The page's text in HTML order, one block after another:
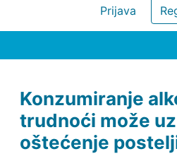
Prijava
Konzumiranje
trudnoći može
oštećenje